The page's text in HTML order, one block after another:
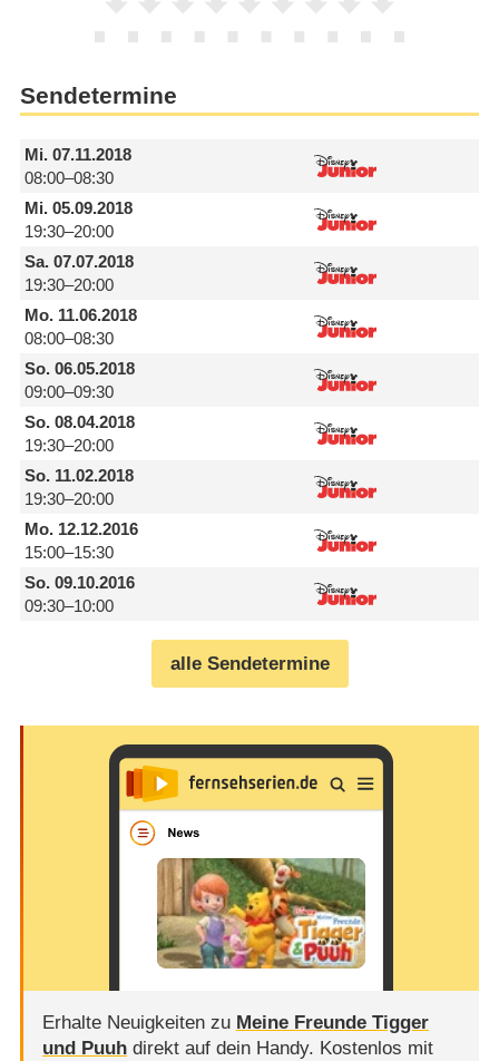
Sendetermine
Mi.07.11.2018
08:00–08:30
Mi.05.09.2018
19:30–20:00
Sa.07.07.2018
19:30–20:00
Mo.11.06.2018
08:00–08:30
So.06.05.2018
09:00–09:30
So.08.04.2018
19:30–20:00
So.11.02.2018
19:30–20:00
Mo.12.12.2016
15:00–15:30
So.09.10.2016
09:30–10:00
alle Sendetermine
Erhalte Neuigkeiten zu Meine Freunde Tigger
und Puuhdirekt auf dein Handy. Kostenlos mit